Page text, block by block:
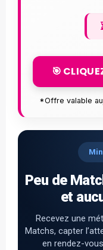
🎯
*Offre valable
Peu de
et
Recevez une
Matchs, capter
en rendez-